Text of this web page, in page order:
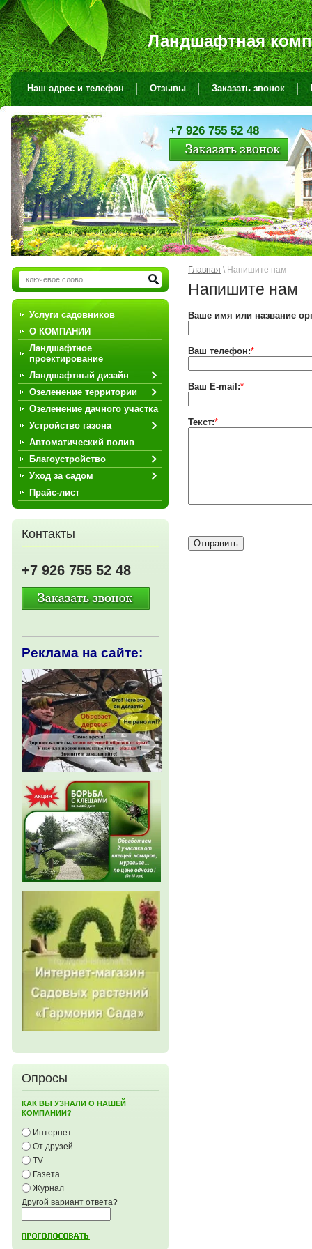
Ландшафтная
+7 926 755 52 48
Наш адрес и телефон Отзывы Заказать звонок
Главная \ Напишите нам
Напишите нам
Ваше имя или название
Ваш телефон:*
Ваш E-mail:*
Текст:*
Услуги садовников
О КОМПАНИИ
Ландшафтное
проектирование
Ландшафтный дизайн
Озеленение территории
Озеленение дачного участка
Устройство газона
Автоматический полив
Благоустройство
Уход за садом
Прайс-лист
Контакты
+7 926 755 52 48
Реклама на сайте:
Опросы
КАК ВЫ УЗНАЛИ О НАШЕЙ
КОМПАНИИ?
Интернет
От друзей
TV
Газета
Журнал
Другой вариант ответа?